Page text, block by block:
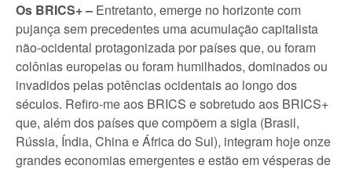
Os BRICS+ – Entretanto, emerge no horizonte com
pujança sem precedentes uma acumulação capitalista
não-ocidental protagonizada por países que, ou foram
colônias europeias ou foram humilhados, dominados ou
invadidos pelas potências ocidentais ao longo dos
séculos. Refiro-me aos BRICS e sobretudo aos BRICS+
que, além dos países que compõem a sigla (Brasil,
Rússia, Índia, China e África do Sul), integram hoje onze
grandes economias emergentes e estão em vésperas de